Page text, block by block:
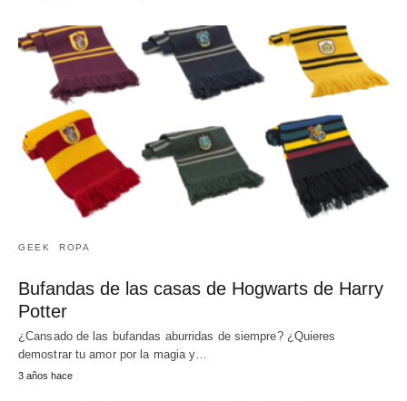
GEEK ROPA
Bufandas de las casas de Hogwarts de Harry
Potter
¿Cansado de las bufandas aburridas de siempre? ¿Quieres
demostrar tu amor por la magia y…
3 años hace